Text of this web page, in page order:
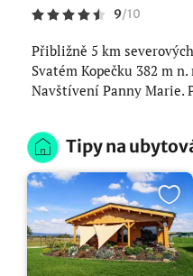
9/10
Přibližně 5 km
Svatém Kopečku 382 m
Navštívení Panny Marie.
Tipy na